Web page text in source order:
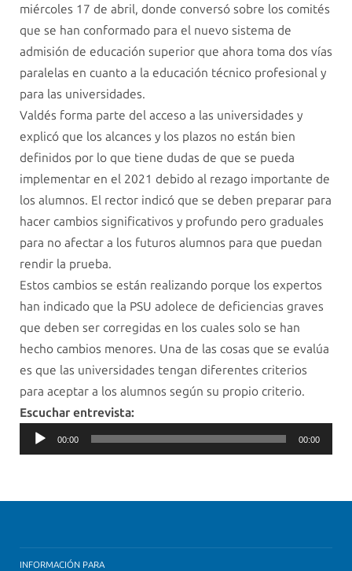
miércoles 17 de abril, donde conversó sobre los comités
que se han conformado para el nuevo sistema de
admisión de educación superior que ahora toma dos vías
paralelas en cuanto a la educación técnico profesional y
para las universidades.
Valdés forma parte del acceso a las universidades y
explicó que los alcances y los plazos no están bien
definidos por lo que tiene dudas de que se pueda
implementar en el 2021 debido al rezago importante de
los alumnos. El rector indicó que se deben preparar para
hacer cambios significativos y profundo pero graduales
para no afectar a los futuros alumnos para que puedan
rendir la prueba.
Estos cambios se están realizando porque los expertos
han indicado que la PSU adolece de deficiencias graves
que deben ser corregidas en los cuales solo se han
hecho cambios menores. Una de las cosas que se evalúa
es que las universidades tengan diferentes criterios
para aceptar a los alumnos según su propio criterio.
Escuchar entrevista:
Audio
Player
00:00 00:00
INFORMACIÓN PARA